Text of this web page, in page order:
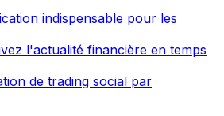
indispensable pour les
l'actualité financière en temps
de trading social par